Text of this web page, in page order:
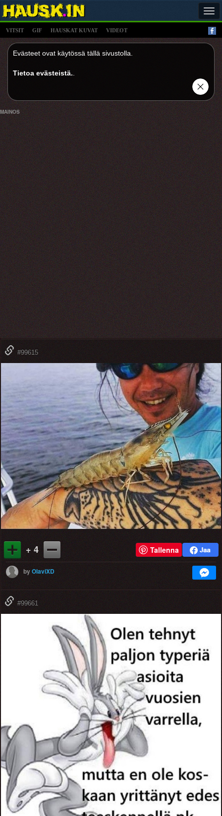
VITSIT GIF HAUSKAT KUVAT VIDEOT
Evästeet ovat käytössä tällä sivustolla.
Tietoa evästeistä.
MAINOS
#99615
+ 4 Tallenna
byOlaviXD
#99661